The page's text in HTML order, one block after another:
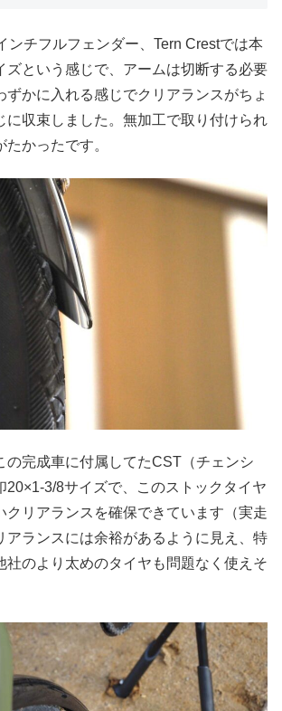
ンチフルフェンダー、Tern Crestでは本
ズという感じで、アームは切断する必要
ずかに入れる感じでクリアランスがちょ
に収束しました。無加工で取り付けられ
かったです。
の完成車に付属してたCST（チェンシ
20×1-3/8サイズで、このストックタイヤ
クリアランスを確保できています（実走
アランスには余裕があるように見え、特
社のより太めのタイヤも問題なく使えそ